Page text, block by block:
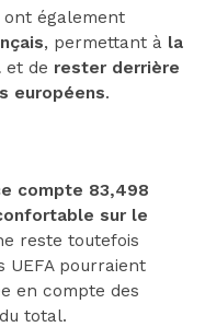
ont également
, permettant à la
et de rester derrière
européens.
compte 83,498
sur le
reste toutefois
pourraient
en compte des
total.